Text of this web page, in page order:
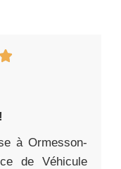
à Ormesson-
de Véhicule